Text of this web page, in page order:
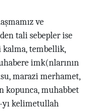
ve
tali sebepler ise
tembellik,
imk(nlarının
marazi merhamet,
kopunca, muhabbet
kelimetullah